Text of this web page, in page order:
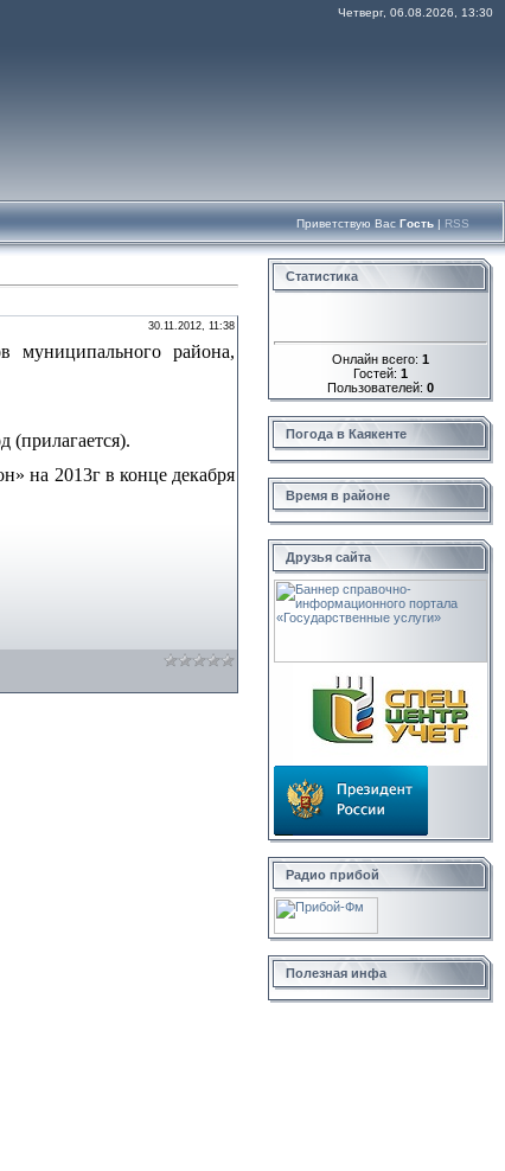
Четверг, 06.08.2026, 13:30
Приветствую Вас Гость | RSS
30.11.2012, 11:38
муниципального района,
(прилагается).
на 2013г в конце декабря
Статистика
Онлайн всего: 1
Гостей: 1
Пользователей: 0
Погода в Каякенте
Время в районе
Друзья сайта
Радио прибой
Полезная инфа